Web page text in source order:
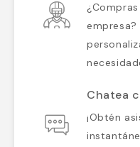
Chatea
¡Obtén